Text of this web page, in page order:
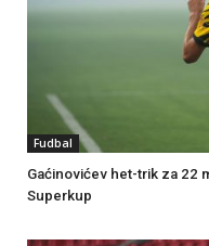
Fudbal
Gaćinovićev het-trik za 22
Superkup